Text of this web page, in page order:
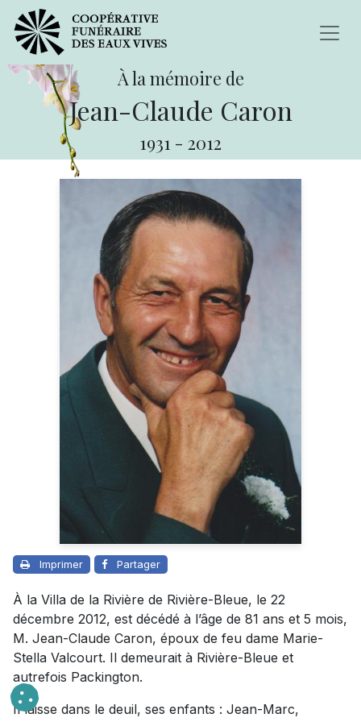
À la mémoire de
Jean-Claude Caron
1931 - 2012
Imprimer Partager
À la Villa de la Rivière de Rivière-Bleue, le 22
décembre 2012, est décédé à l’âge de 81 ans et 5 mois,
M. Jean-Claude Caron, époux de feu dame Marie-
Stella Valcourt. Il demeurait à Rivière-Bleue et
autrefois Packington.
Il laisse dans le deuil, ses enfants : Jean-Marc,